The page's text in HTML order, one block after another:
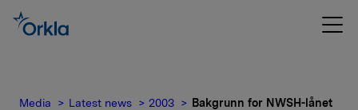
Media Latest news 2003 Bakgrunn for NWSH-lånet